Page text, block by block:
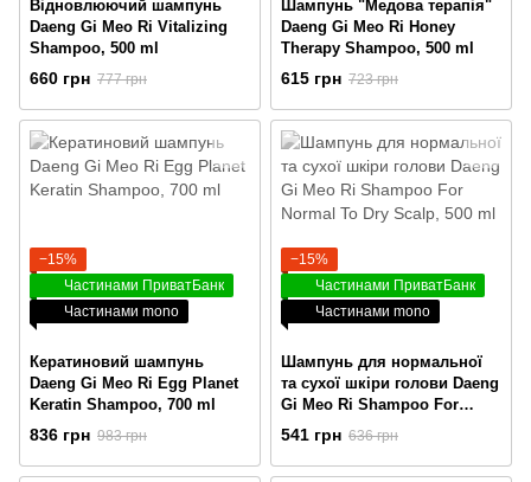
Відновлюючий шампунь
Daeng Gi Meo Ri Vitalizing
Shampoo, 500 ml
660 грн 777 грн
Шампунь "Медова терапія"
Daeng Gi Meo Ri Honey
Therapy Shampoo, 500 ml
615 грн 723 грн
−15%
Частинами ПриватБанк
Частинами mono
Кератиновий шампунь
Daeng Gi Meo Ri Egg Planet
Keratin Shampoo, 700 ml
836 грн 983 грн
−15%
Частинами ПриватБанк
Частинами mono
Шампунь для нормальної
та сухої шкіри голови Daeng
Gi Meo Ri Shampoo For
Normal To Dry Scalp, 500 ml
541 грн 636 грн